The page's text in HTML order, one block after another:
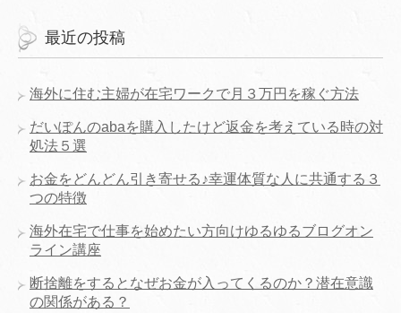
最近の投稿
海外に住む主婦が在宅ワークで月３万円を稼ぐ方法
だいぽんのabaを購入したけど返金を考えている時の対
処法５選
お金をどんどん引き寄せる♪幸運体質な人に共通する３
つの特徴
海外在宅で仕事を始めたい方向けゆるゆるブログオン
ライン講座
断捨離をするとなぜお金が入ってくるのか？潜在意識
の関係がある？